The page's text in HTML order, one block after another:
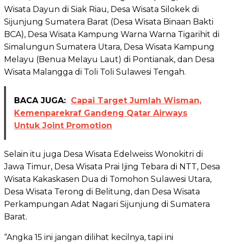
Wisata Dayun di Siak Riau, Desa Wisata Silokek di
Sijunjung Sumatera Barat (Desa Wisata Binaan Bakti
BCA), Desa Wisata Kampung Warna Warna Tigarihit di
Simalungun Sumatera Utara, Desa Wisata Kampung
Melayu (Benua Melayu Laut) di Pontianak, dan Desa
Wisata Malangga di Toli Toli Sulawesi Tengah.
BACA JUGA: Capai Target Jumlah Wisman,
Kemenparekraf Gandeng Qatar Airways
Untuk Joint Promotion
Selain itu juga Desa Wisata Edelweiss Wonokitri di
Jawa Timur, Desa Wisata Prai Ijing Tebara di NTT, Desa
Wisata Kakaskasen Dua di Tomohon Sulawesi Utara,
Desa Wisata Terong di Belitung, dan Desa Wisata
Perkampungan Adat Nagari Sijunjung di Sumatera
Barat.
“Angka 15 ini jangan dilihat kecilnya, tapi ini